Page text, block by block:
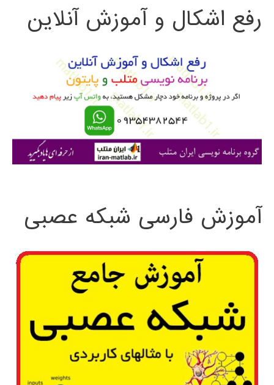
ج
ی
رفع اشکال و آموزش آنلاین
آموزش فارسی شبکه عصبی